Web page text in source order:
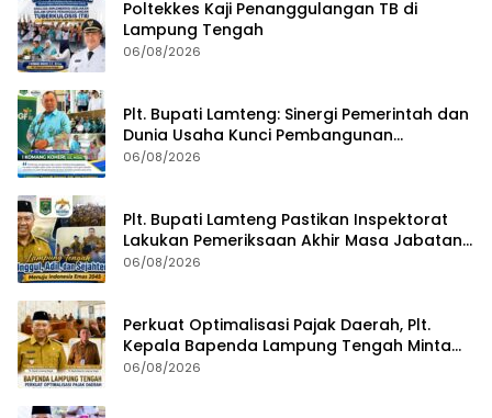
Poltekkes Kaji Penanggulangan TB di
Lampung Tengah
06/08/2026
Plt. Bupati Lamteng: Sinergi Pemerintah dan
Dunia Usaha Kunci Pembangunan
Berkelanjutan
06/08/2026
Plt. Bupati Lamteng Pastikan Inspektorat
Lakukan Pemeriksaan Akhir Masa Jabatan
51 Kepala Kampung
06/08/2026
Perkuat Optimalisasi Pajak Daerah, Plt.
Kepala Bapenda Lampung Tengah Minta
Seluruh Pengelola Tingkatkan Inovasi dan
06/08/2026